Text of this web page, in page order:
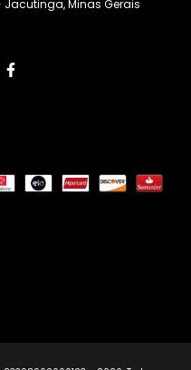
Jacutinga, Minas Gerais